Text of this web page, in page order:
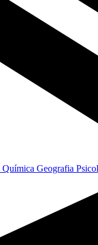
Química Geografia